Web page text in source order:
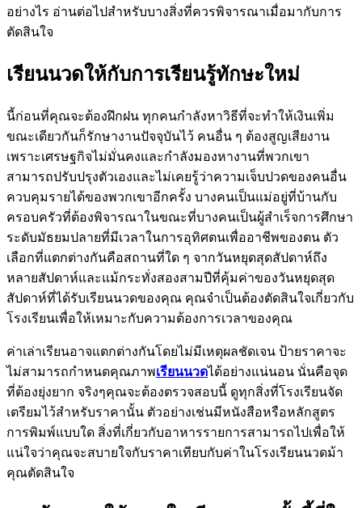
อย่างไร อ่านต่อไปสำหรับบางสิ่งที่ควรพิจารณาเมื่อมากับการ
ตัดสินใจ
เรียนนวดให้กับการเรียนรู้ทักษะใหม่
นี้ก่อนที่คุณจะต้องฝึกฝน ทุกคนกำลังหาวิธีที่จะทำให้เงินเพิ่ม
ขณะเดียวกันก็รักษางานปัจจุบันไว้ คนอื่น ๆ ต้องสูญเสียงาน
เพราะเศรษฐกิจไม่มั่นคงและกำลังมองหางานที่พวกเขา
สามารถปรับปรุงตัวเองและไม่เคยรู้ว่าความเจ็บปวดของคนอื่น
ควบคุมรายได้ของพวกเขาอีกครั้ง บางคนเป็นแม่อยู่ที่บ้านกับ
ครอบครัวที่ต้องพิจารณาในขณะที่บางคนเป็นผู้สำเร็จการศึกษา
ระดับมัธยมปลายที่มีเวลาในการอุทิศตนเพื่ออาชีพของตน ตัว
เลือกที่แตกต่างกันคือสถานที่ใด ๆ จากวันหยุดสุดสัปดาห์ถึง
หลายสัปดาห์และแม้กระทั่งสองสามปีที่คุ้มค่าของวันหยุดสุด
สัปดาห์ที่ได้รับเรียนนวดของคุณ คุณจำเป็นต้องตัดสินใจเกี่ยวกับ
โรงเรียนเพื่อให้เหมาะกับความต้องการเวลาของคุณ
ค่าเล่าเรียนอาจแตกต่างกันโดยไม่มีเหตุผลชัดเจน ป้ายราคาจะ
ไม่สามารถกำหนดคุณภาพเรียนนวดได้อย่างแน่นอน นั่นคือจุด
ที่ต้องยุ่งยาก จริงๆคุณจะต้องตรวจสอบนี้ ดูทุกสิ่งที่โรงเรียนจัด
เตรียมไว้สำหรับราคานั้น ตัวอย่างเช่นมีหนังสือหรือหลักสูตร
การพิมพ์แบบใด สิ่งที่เกี่ยวกับอาหารรายการสามารถไปเพื่อให้
แน่ใจว่าคุณจะสบายใจกับราคาเทียบกับค่าในโรงเรียนนวดม้า
คุณตัดสินใจ